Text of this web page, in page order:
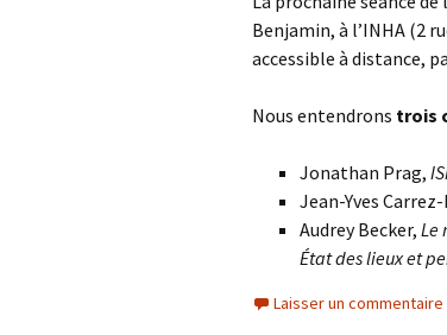
Benjamin, à l’INHA (2
accessible à distance,
Nous entendrons trois
Jonathan Prag,
Jean-Yves
Audrey Becker, Le
État des lieux et
Laisser un commentaire